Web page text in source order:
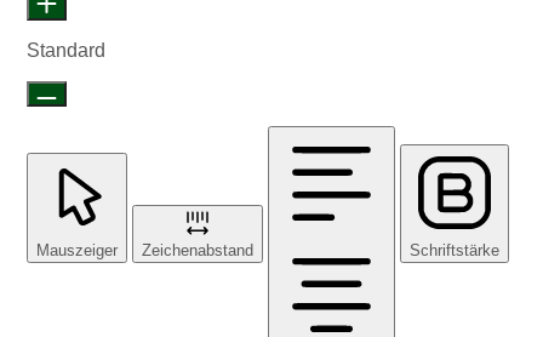
Standard
Mauszeiger Zeichenabstand Schriftstärke